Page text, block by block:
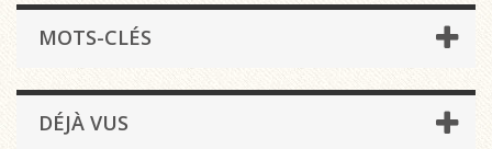
MOTS-CLÉS
DÉJÀ VUS